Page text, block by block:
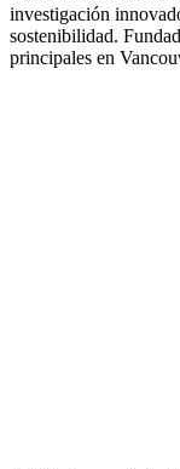
investigación
sostenibilidad.
principales en